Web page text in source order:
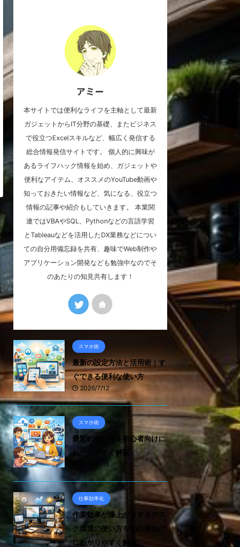
アミー
本サイトでは便利なライフを主軸として最新
ガジェットからIT分野の基礎、またビジネス
で役立つExcelスキルなど、幅広く発信する
総合情報発信サイトです。 個人的に興味が
あるライフハック情報を始め、ガジェットや
便利なアイテム、オススメのYouTube動画や
知っておきたい情報など、気になる、役立つ
情報の記事や紹介もしていきます。 本業関
連ではVBAやSQL、Pythonなどの言語学習
とTableauなどを活用したDX業務などについ
ての自分用備忘録を共有、趣味でWeb制作や
アプリケーション開発なども勉強中なのでそ
のあたりの知見共有します！
スマホ術
最新の設定方法と活用術｜す
ぐできる便利な使い方
2026/7/12
スマホ術
最新の使い方を初心者向けに
わかりやすく解説
2026/7/11
仕事効率化
作業効率が爆上がりするデス
ク環境の使い方を初心者向け
にわかりやすく解説